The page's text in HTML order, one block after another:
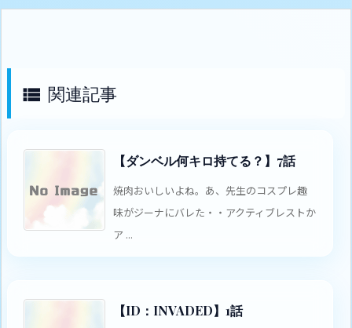
 関連記事
【ダンベル何キロ持てる？】7話
焼肉おいしいよね。あ、先生のコスプレ趣
味がジーナにバレた・・アクティブレストか
ア ...
【ID：INVADED】1話